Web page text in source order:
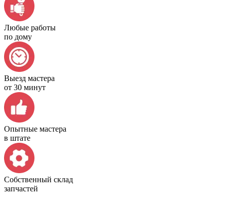
Любые работы
по дому
Выезд мастера
от 30 минут
Опытные мастера
в штате
Собственный склад
запчастей